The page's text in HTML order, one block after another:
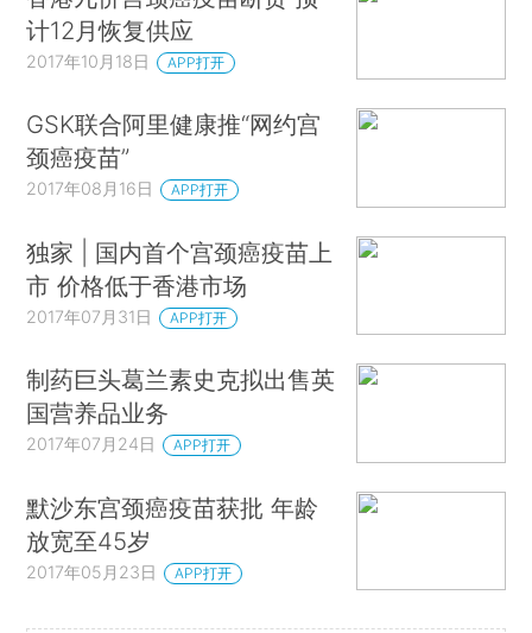
计12月恢复供应
2017年10月18日 APP打开
GSK联合阿里健康推“网约宫
颈癌疫苗”
2017年08月16日 APP打开
独家 | 国内首个宫颈癌疫苗上
市 价格低于香港市场
2017年07月31日 APP打开
制药巨头葛兰素史克拟出售英
国营养品业务
2017年07月24日 APP打开
默沙东宫颈癌疫苗获批 年龄
放宽至45岁
2017年05月23日 APP打开